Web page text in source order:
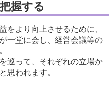
握する
より向上させるために、
一堂に会し、経営会議等の
巡って、それぞれの立場か
思われます。